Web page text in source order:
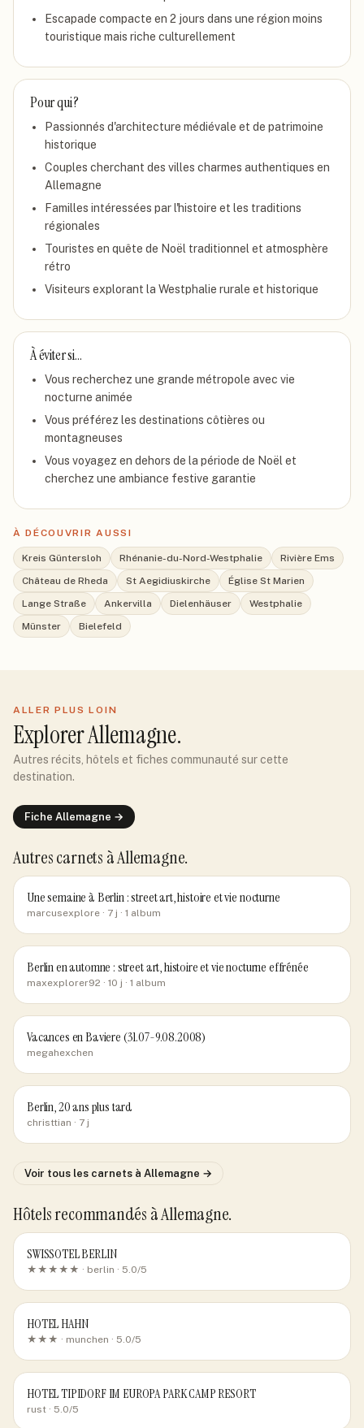
Escapade compacte en 2 jours dans une région moins
touristique mais riche culturellement
Pour qui ?
Passionnés d'architecture médiévale et de patrimoine
historique
Couples cherchant des villes charmes authentiques en
Allemagne
Familles intéressées par l'histoire et les traditions
régionales
Touristes en quête de Noël traditionnel et atmosphère
rétro
Visiteurs explorant la Westphalie rurale et historique
À éviter si…
Vous recherchez une grande métropole avec vie
nocturne animée
Vous préférez les destinations côtières ou
montagneuses
Vous voyagez en dehors de la période de Noël et
cherchez une ambiance festive garantie
À DÉCOUVRIR AUSSI
Kreis Güntersloh Rhénanie-du-Nord-Westphalie
Rivière Ems
Château de Rheda
St Aegidiuskirche
Église St Marien
Lange Straße
Ankervilla Dielenhäuser
Westphalie
Münster
Bielefeld
ALLER PLUS LOIN
ExplorerAllemagne.
Autres récits, hôtels et fiches communauté sur cette
destination.
Fiche Allemagne →
Autres carnets à Allemagne.
Une semaine à Berlin : street art, histoire et vie nocturne
marcusexplore · 7 j · 1 album
Berlin en automne : street art, histoire et vie nocturne effrénée
maxexplorer92 · 10 j · 1 album
Vacances en Baviere (31.07-9.08.2008)
megahexchen
Berlin, 20 ans plus tard
christtian · 7 j
Voir tous les carnets à Allemagne →
Hôtels recommandés à Allemagne.
SWISSOTEL BERLIN
★★★★★ · berlin · 5.0/5
HOTEL HAHN
★★★ · munchen · 5.0/5
HOTEL TIPIDORF IM EUROPA PARK CAMP RESORT
rust · 5.0/5